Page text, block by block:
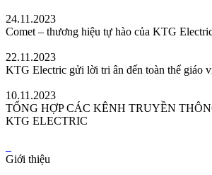
24.11.2023
Comet – thương hiệu tự hào của KTG
22.11.2023
KTG Electric gửi lời tri ân đến toàn thể giáo
10.11.2023
TỔNG HỢP CÁC KÊNH TRUYỀN
KTG ELECTRIC
Giới thiệu